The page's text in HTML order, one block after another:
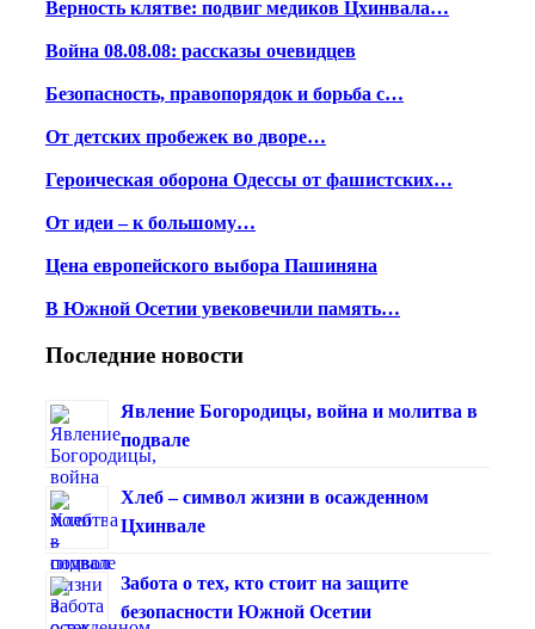
Верность клятве: подвиг медиков Цхинвала…
Война 08.08.08: рассказы очевидцев
Безопасность, правопорядок и борьба с…
От детских пробежек во дворе…
Героическая оборона Одессы от фашистских…
От идеи – к большому…
Цена европейского выбора Пашиняна
В Южной Осетии увековечили память…
Последние новости
Явление Богородицы, война и молитва в
подвале
Хлеб – символ жизни в осажденном
Цхинвале
Забота о тех, кто стоит на защите
безопасности Южной Осетии